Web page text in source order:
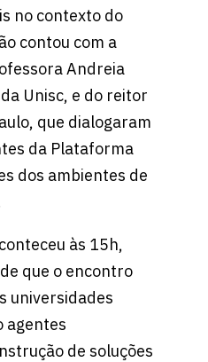
no contexto do
contou com a
Andreia
Unisc, e do reitor
que dialogaram
da Plataforma
dos ambientes de
às 15h,
que o encontro
universidades
agentes
de soluções